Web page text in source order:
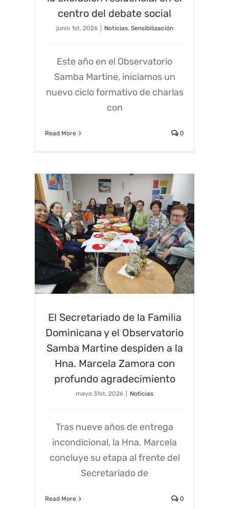
centro del debate social
junio 1st, 2026 Noticias, Sensibilización
Este año en el Observatorio
Samba Martine, iniciamos un
nuevo ciclo formativo de charlas
con
Read More 0
El Secretariado de la Familia
Dominicana y el Observatorio
Samba Martine despiden a la
Hna. Marcela Zamora con
profundo agradecimiento
mayo 31st, 2026 Noticias
Tras nueve años de entrega
incondicional, la Hna. Marcela
concluye su etapa al frente del
Secretariado de
Read More 0